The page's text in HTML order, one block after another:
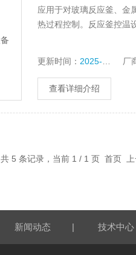
应用于对玻璃反应釜、金
热过程控制。反应釜控温
更新时间： 2025-12-15 厂
查看详细介绍
共 5 条记录，当前 1 / 1 页 首页
新闻动态 | 技术中心